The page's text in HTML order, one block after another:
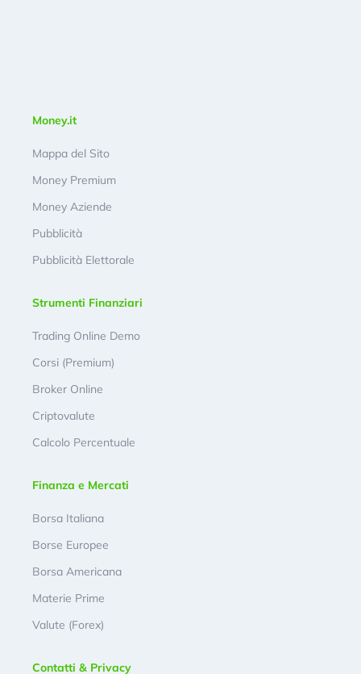
Money.it
Mappa del Sito
Money Premium
Money Aziende
Pubblicità
Pubblicità Elettorale
Strumenti Finanziari
Trading Online Demo
Corsi (Premium)
Broker Online
Criptovalute
Calcolo Percentuale
Finanza e Mercati
Borsa Italiana
Borse Europee
Borsa Americana
Materie Prime
Valute (Forex)
Contatti & Privacy